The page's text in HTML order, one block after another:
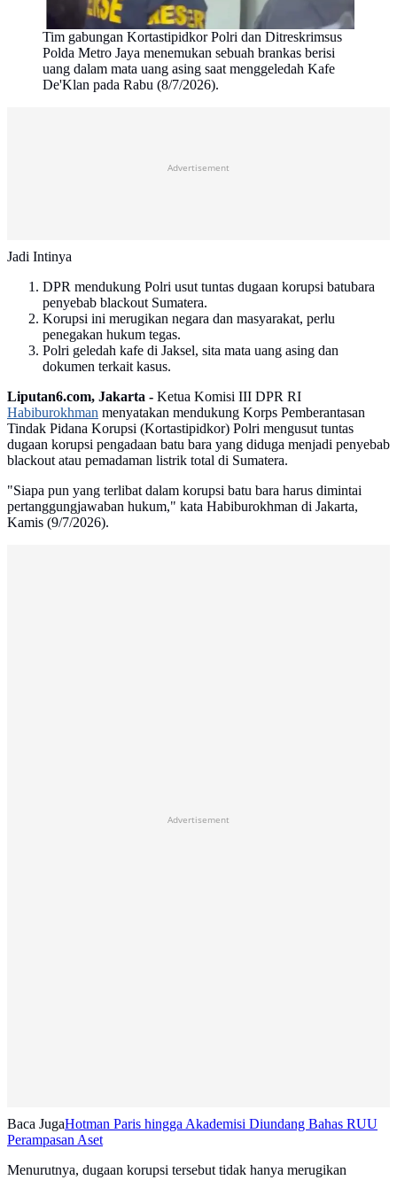
Tim gabungan Kortastipidkor Polri dan Ditreskrimsus
Polda Metro Jaya menemukan sebuah brankas berisi
uang dalam mata uang asing saat menggeledah Kafe
De'Klan pada Rabu (8/7/2026).
Advertisement
Jadi Intinya
DPR mendukung Polri usut tuntas dugaan korupsi batubara
penyebab blackout Sumatera.
Korupsi ini merugikan negara dan masyarakat, perlu
penegakan hukum tegas.
Polri geledah kafe di Jaksel, sita mata uang asing dan
dokumen terkait kasus.
Liputan6.com, Jakarta - Ketua Komisi III DPR RI
Habiburokhman menyatakan mendukung Korps Pemberantasan
Tindak Pidana Korupsi (Kortastipidkor) Polri mengusut tuntas
dugaan korupsi pengadaan batu bara yang diduga menjadi penyebab
blackout atau pemadaman listrik total di Sumatera.
"Siapa pun yang terlibat dalam korupsi batu bara harus dimintai
pertanggungjawaban hukum," kata Habiburokhman di Jakarta,
Kamis (9/7/2026).
Advertisement
Baca JugaHotman Paris hingga Akademisi Diundang Bahas RUU
Perampasan Aset
Menurutnya, dugaan korupsi tersebut tidak hanya merugikan